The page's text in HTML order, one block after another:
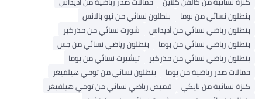
نسائي من بوما
بنطلون نسائي من نيو بالانس
رياضي نسائي من أديداس
شورت نسائي من مذركير
رياضي نسائي من بوما
بنطلون رياضي نسائي من جس
رياضي نسائي من مذركير
تيشيرت نسائي من بوما
صدر رياضية من بوما
بنطلون نسائي من تومي هيلفيغر
من نايكي
قميص رياضي نسائي من تومي هيلفيغر